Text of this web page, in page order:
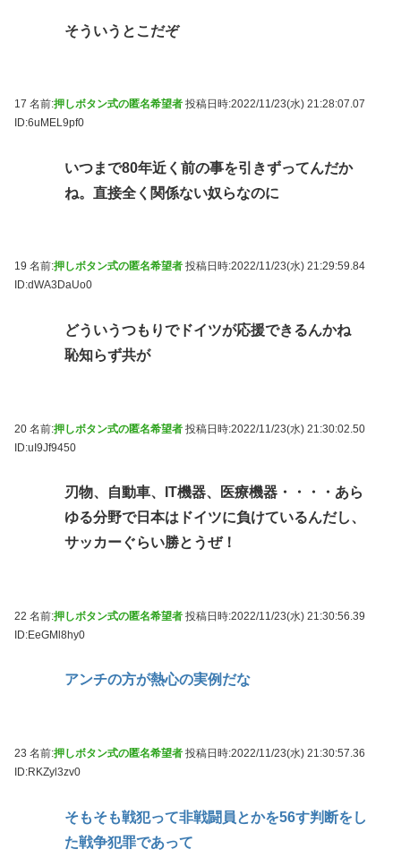
そういうとこだぞ
17 名前:押しボタン式の匿名希望者 投稿日時:2022/11/23(水) 21:28:07.07
ID:6uMEL9pf0
いつまで80年近く前の事を引きずってんだか
ね。直接全く関係ない奴らなのに
19 名前:押しボタン式の匿名希望者 投稿日時:2022/11/23(水) 21:29:59.84
ID:dWA3DaUo0
どういうつもりでドイツが応援できるんかね
恥知らず共が
20 名前:押しボタン式の匿名希望者 投稿日時:2022/11/23(水) 21:30:02.50
ID:uI9Jf9450
刃物、自動車、IT機器、医療機器・・・・あら
ゆる分野で日本はドイツに負けているんだし、
サッカーぐらい勝とうぜ！
22 名前:押しボタン式の匿名希望者 投稿日時:2022/11/23(水) 21:30:56.39
ID:EeGMl8hy0
アンチの方が熱心の実例だな
23 名前:押しボタン式の匿名希望者 投稿日時:2022/11/23(水) 21:30:57.36
ID:RKZyl3zv0
そもそも戦犯って非戦闘員とかを56す判断をし
た戦争犯罪であって